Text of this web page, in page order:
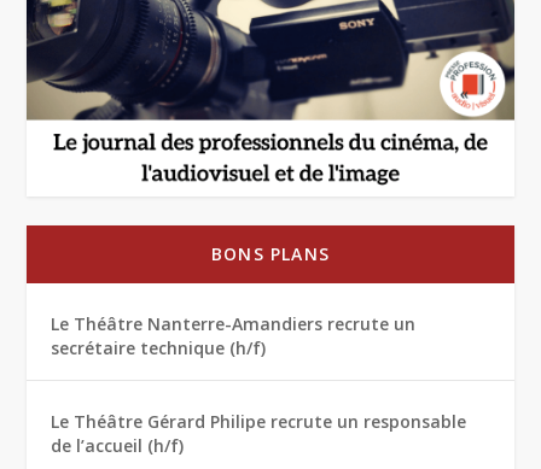
BONS PLANS
Le Théâtre Nanterre-Amandiers recrute un
secrétaire technique (h/f)
Le Théâtre Gérard Philipe recrute un responsable
de l’accueil (h/f)